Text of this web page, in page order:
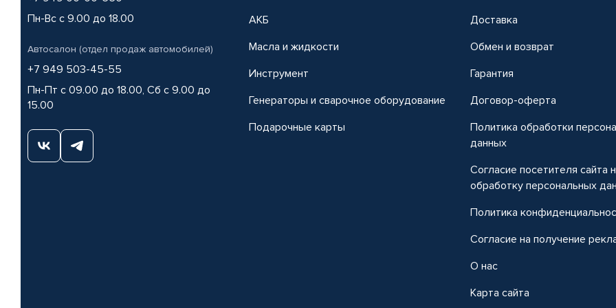
Пн-Вс с 9.00 до 18.00
Автосалон (отдел продаж автомобилей)
+7 949 503-45-55
Пн-Пт с 09.00 до 18.00, Сб с 9.00 до
15.00
АКБ
Масла и жидкости
Инструмент
Генераторы и сварочное оборудование
Подарочные карты
Доставка
Обмен и возврат
Гарантия
Договор-оферта
Политика обработки
данных
Согласие посетителя сайта
обработку персональных
Политика
Согласие на получение
О нас
Карта сайта